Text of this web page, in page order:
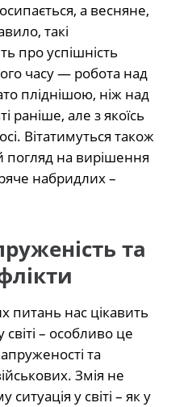
а весняне,
такі
про успішність
часу — робота над
пліднішою, ніж над
раніше, але з якоїсь
Вітатимуться також
погляд на вирішення
набридлих –
та
питань нас цікавить
світі – особливо це
та
Змія не
у світі – як у